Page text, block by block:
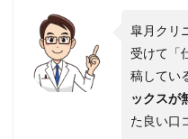
皐月クリ
受けて「
稿してい
ックスが
た良い口